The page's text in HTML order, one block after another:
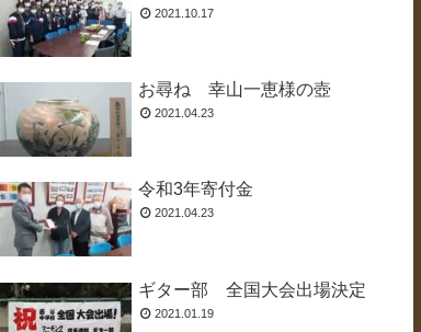
2021.10.17
お尋ね 幸山一恵様の壺
2021.04.23
令和3年寄付金
2021.04.23
ギター部 全国大会出場決定
2021.01.19